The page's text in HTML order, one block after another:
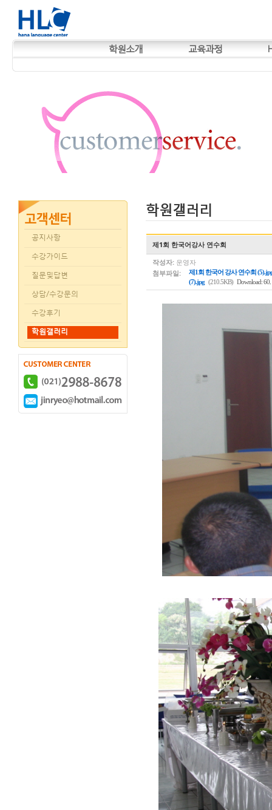
학원소개 교육과정
공지사항
수강가이드
질문및답변
상담/수강문의
수강후기
학원갤러리
학원갤러리
제1회 한국어강사 연수회
작성자: 운영자
첨부파일:
제1회 한국어 강사 연수회
(7).jpg (210.5KB) Download: 60